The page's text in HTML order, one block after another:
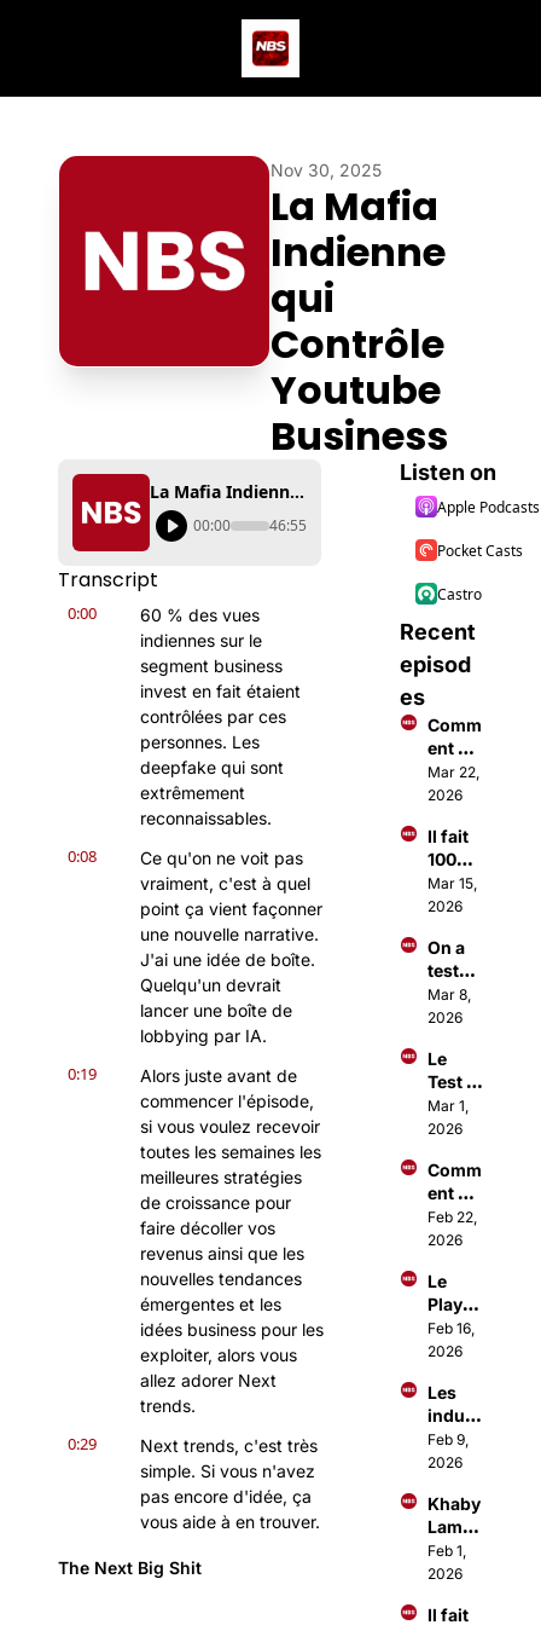
Nov 30, 2025
La Mafia
Indienne
qui
Contrôle
Youtube
Business
La Mafia Indienne qui Contrôle Youtube Business
00:00 46:55
Transcript
0:00
60 % des vues
indiennes sur le
segment business
invest en fait étaient
contrôlées par ces
personnes. Les
deepfake qui sont
extrêmement
reconnaissables.
0:08
Ce qu'on ne voit pas
vraiment, c'est à quel
point ça vient façonner
une nouvelle narrative.
J'ai une idée de boîte.
Quelqu'un devrait
lancer une boîte de
lobbying par IA.
0:19
Alors juste avant de
commencer l'épisode,
si vous voulez recevoir
toutes les semaines les
meilleures stratégies
de croissance pour
faire décoller vos
revenus ainsi que les
nouvelles tendances
émergentes et les
idées business pour les
exploiter, alors vous
allez adorer Next
trends.
0:29
Next trends, c'est très
simple. Si vous n'avez
pas encore d'idée, ça
vous aide à en trouver.
idée, ça vous aide à
The Next Big Shit
Listen on
Apple Podcasts
Pocket Casts
Castro
Recent
episod
es
Comm
ent
faire
des €
avec
Open
Claw ?
Mar 22,
2026
Il fait
100M$
à 18
ans
à une
applic
ation
Mar 15,
2026
On a
testé
Open
Claw
totale
ment
fou)
Mar 8,
2026
Le
Test
Sangu
in
tout
Paris
parle
Mar 1,
2026
Comm
ent
Investi
r
e les
1% ?
Feb 22,
2026
Le
Playb
ook
d'Ous
Amma
r pour
lancer
des
ess à
+1M€
Feb 16,
2026
Les
indust
ries
qui
décoll
er en
2026
Feb 9,
2026
Khaby
Lame
vend
sa
1Mds$
Feb 1,
2026
Il fait